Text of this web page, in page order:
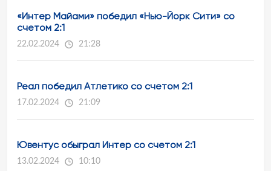
«Интер Майами» победил «Нью-Йорк Сити» со
счетом 2:1
22.02.2024 21:28
Реал победил Атлетико со счетом 2:1
17.02.2024 21:09
Ювентус обыграл Интер со счетом 2:1
13.02.2024 10:10